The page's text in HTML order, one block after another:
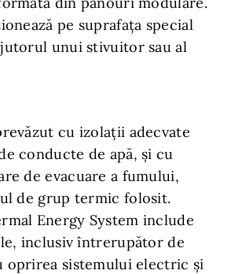
pe suprafaţa special
unui stivuitor sau al
cu izolaţii adecvate
conducte de apă, şi cu
de evacuare a fumului,
de grup termic folosit.
Energy System include
inclusiv întrerupător de
oprirea sistemului electric şi